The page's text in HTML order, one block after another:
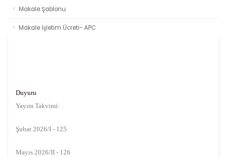
Makale Şablonu
Makale İşletim Ücreti- APC